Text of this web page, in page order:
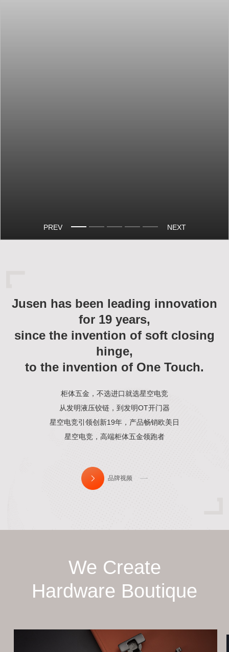
PREV NEXT
Jusen has been leading innovation
for 19 years,
since the invention of soft closing
hinge,
to the invention of One Touch.
柜体五金，不选进口就选星空电竞
从发明液压铰链，到发明OT开门器
星空电竞引领创新19年，产品畅销欧美日
星空电竞，高端柜体五金领跑者
品牌视频
We Create
Hardware Boutique